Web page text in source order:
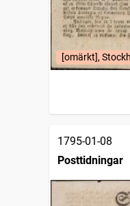
[omärkt],
1795-01-08
Posttidningar